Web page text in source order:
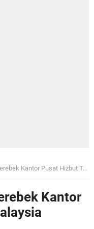
Kantor Pusat Hizbut Tahrir Malaysia
Kantor